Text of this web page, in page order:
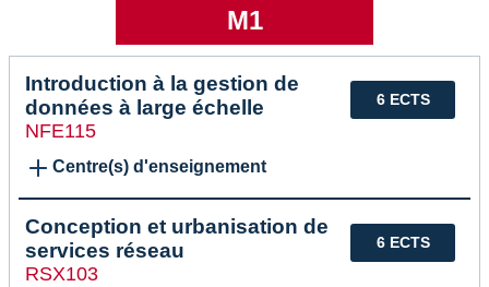
M1
6 ECTS
Introduction à la gestion de
données à large échelle
NFE115
Centre(s) d'enseignement
6 ECTS
Conception et urbanisation de
services réseau
RSX103